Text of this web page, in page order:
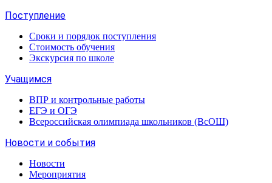
Поступление
Сроки и порядок поступления
Стоимость обучения
Экскурсия по школе
Учащимся
ВПР и контрольные работы
ЕГЭ и ОГЭ
Всероссийская олимпиада школьников (ВсОШ)
Новости и события
Новости
Мероприятия